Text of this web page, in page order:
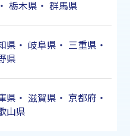
・ 栃木県 ・ 群馬県
県 ・ 岐阜県 ・ 三重県 ・
県
県 ・ 滋賀県 ・ 京都府 ・
山県